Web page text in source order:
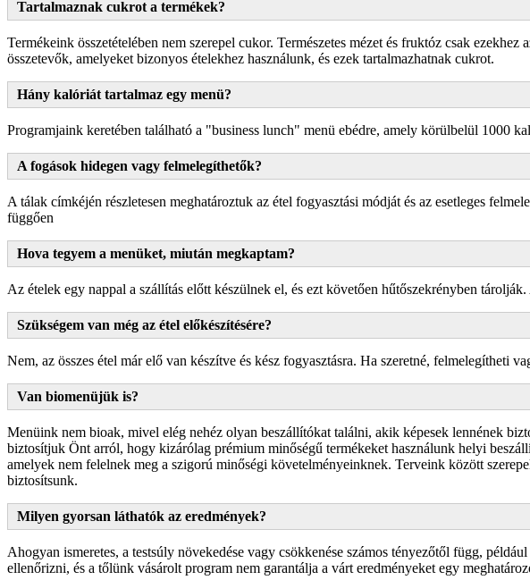
Tartalmaznak cukrot a termékek?
Termékeink összetételében nem szerepel cukor. Természetes mézet és fruktóz csak
összetevők, amelyeket bizonyos ételekhez használunk, és ezek tartalmazhatnak cukrot.
Hány kalóriát tartalmaz egy menü?
Programjaink keretében található a "business lunch" menü ebédre, amely körülbelül 1000
A fogások hidegen vagy felmelegíthetők?
A tálak címkéjén részletesen meghatároztuk az étel fogyasztási módját és az esetleges
függően
Hova tegyem a menüket, miután megkaptam?
Az ételek egy nappal a szállítás előtt készülnek el, és ezt követően hűtőszekrényben
Szükségem van még az étel előkészítésére?
Nem, az összes étel már elő van készítve és kész fogyasztásra. Ha szeretné, felmelegítheti
Van biomenüjük is?
Menüink nem bioak, mivel elég nehéz olyan beszállítókat találni, akik képesek lennének
biztosítjuk Önt arról, hogy kizárólag prémium minőségű termékeket használunk helyi
amelyek nem felelnek meg a szigorú minőségi követelményeinknek. Terveink között
biztosítsunk.
Milyen gyorsan láthatók az eredmények?
Ahogyan ismeretes, a testsúly növekedése vagy csökkenése számos tényezőtől függ,
ellenőrizni, és a tőlünk vásárolt program nem garantálja a várt eredményeket egy